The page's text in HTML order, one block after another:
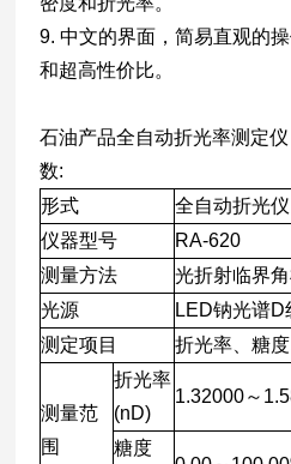
9. 中文的界面，简易直观的
和超高性价比。
石油产品全自动折光率测定
数:
形式
全自动折光仪
仪器型号
RA-620
测量方法
光折射临界
光源
LED钠光谱D
测定项目
折光率、糖
测量范
围
折光率
(nD)
1.32000～
糖度